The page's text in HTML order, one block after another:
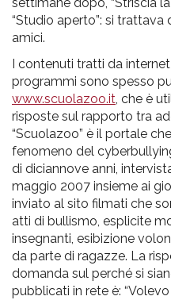
“Studio aperto”: si
amici.
I contenuti tratti da
programmi sono spesso
www.scuolazoo.it, che è
risposte sul rapporto tra
“Scuolazoo” è il portale
fenomeno del
di diciannove anni,
maggio 2007 insieme ai
inviato al sito filmati che
atti di bullismo, esplicite
insegnanti, esibizione
da parte di ragazze. La
domanda sul perché si
pubblicati in rete è: